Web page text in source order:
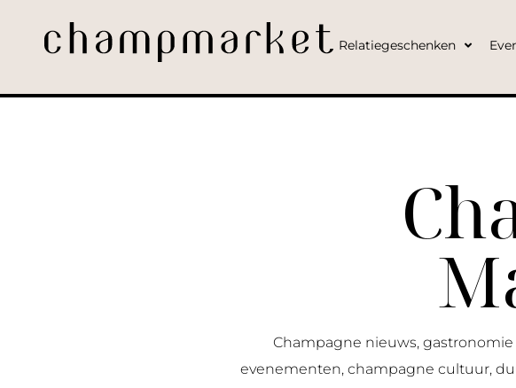
Relatiegeschenken
Champagne nieuws,
evenementen, champagne cultuur,